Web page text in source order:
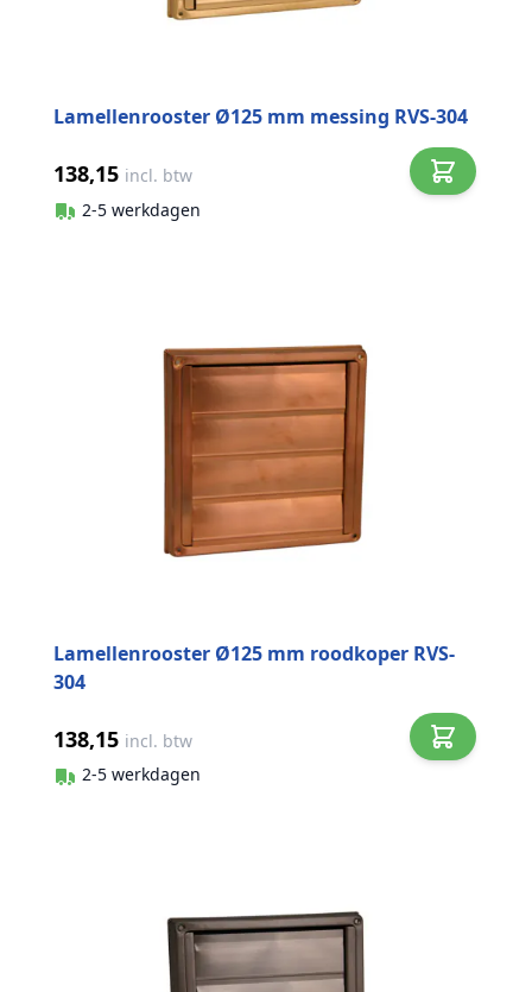
Lamellenrooster Ø125 mm messing RVS-304
138,15 incl. btw
2-5 werkdagen
Lamellenrooster Ø125 mm roodkoper RVS-
304
138,15 incl. btw
2-5 werkdagen